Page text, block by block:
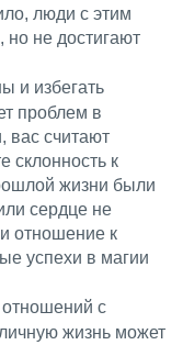
люди с этим
но не достигают
и избегать
проблем в
вас считают
склонность к
жизни были
сердце не
отношение к
успехи в магии
с
жизнь может